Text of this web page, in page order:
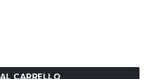
CARRELLO